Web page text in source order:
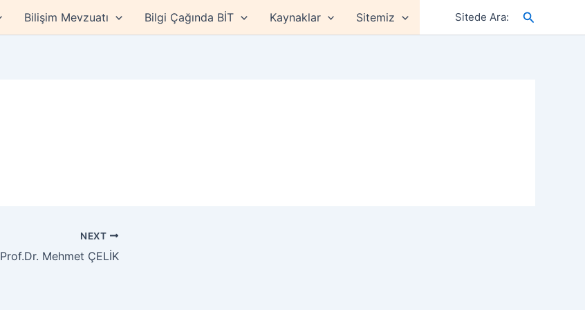
Bilişim Mevzuatı Bilgi Çağında BİT Kaynaklar Sitemiz Sitede Ara: Arama
NEXT
Prof.Dr. Mehmet ÇELİK